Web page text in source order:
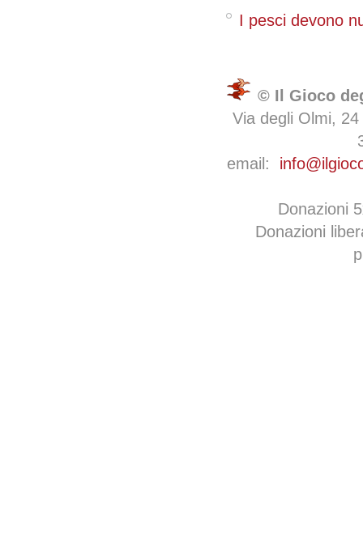
I pesci devono
© Il Gioco
Via degli Olmi,
email:
Donazioni
Donazioni